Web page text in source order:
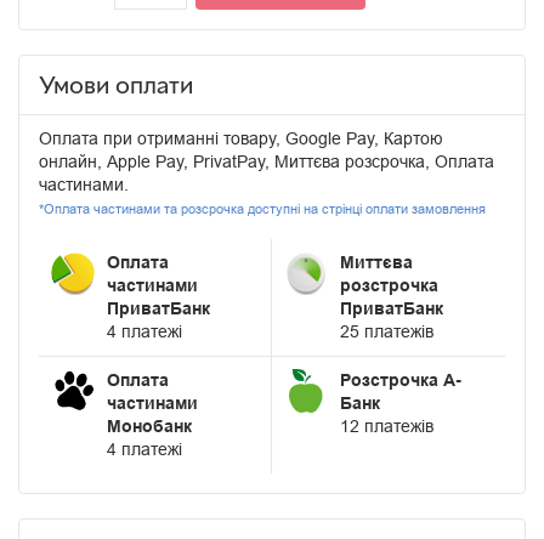
Умови оплати
Оплата при отриманні товару, Google Pay, Картою
онлайн, Apple Pay, PrivatPay, Миттєва розсрочка, Оплата
частинами.
*Оплата частинами та розсрочка доступні на стрінці оплати замовлення
Оплата
частинами
ПриватБанк
4 платежі
Миттєва
розстрочка
ПриватБанк
25 платежів
Оплата
частинами
Монобанк
4 платежі
Розстрочка А-
Банк
12 платежів